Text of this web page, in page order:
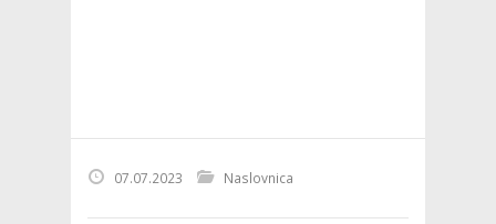
07.07.2023 Naslovnica